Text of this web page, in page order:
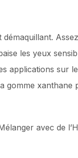
les yeux
applications sur
gomme
avec de